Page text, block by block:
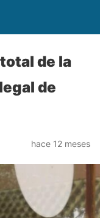
de la
de
hace 12 meses